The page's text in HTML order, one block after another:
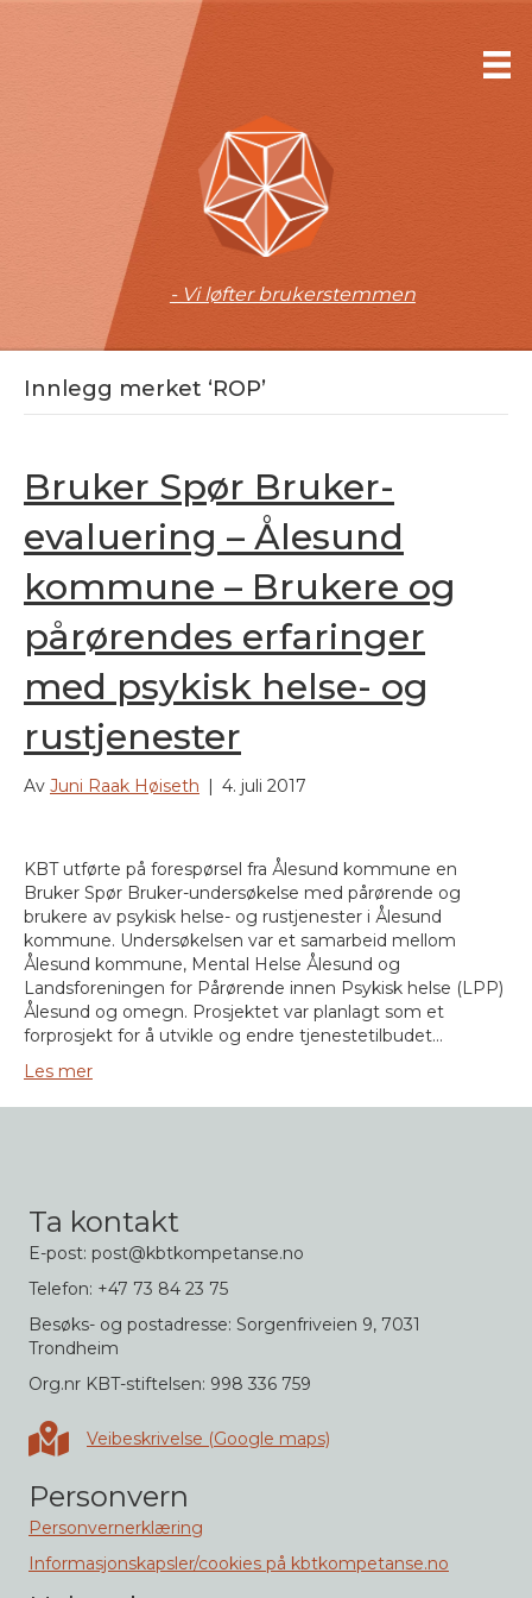
- Vi løfter brukerstemmen
Innlegg merket ‘ROP’
Bruker Spør Bruker-
evaluering – Ålesund
kommune – Brukere og
pårørendes erfaringer
med psykisk helse- og
rustjenester
Av Juni Raak Høiseth | 4. juli 2017
KBT utførte på forespørsel fra Ålesund kommune en
Bruker Spør Bruker-undersøkelse med pårørende og
brukere av psykisk helse- og rustjenester i Ålesund
kommune. Undersøkelsen var et samarbeid mellom
Ålesund kommune, Mental Helse Ålesund og
Landsforeningen for Pårørende innen Psykisk helse (LPP)
Ålesund og omegn. Prosjektet var planlagt som et
forprosjekt for å utvikle og endre tjenestetilbudet…
Les mer
Ta kontakt
E-post: post@kbtkompetanse.no
Telefon: +47 73 84 23 75
Besøks- og postadresse: Sorgenfriveien 9, 7031
Trondheim
Org.nr KBT-stiftelsen: 998 336 759
Veibeskrivelse i Google maps
Veibeskrivelse (Google maps)
Personvern
Personvernerklæring
Informasjonskapsler/cookies på kbtkompetanse.no